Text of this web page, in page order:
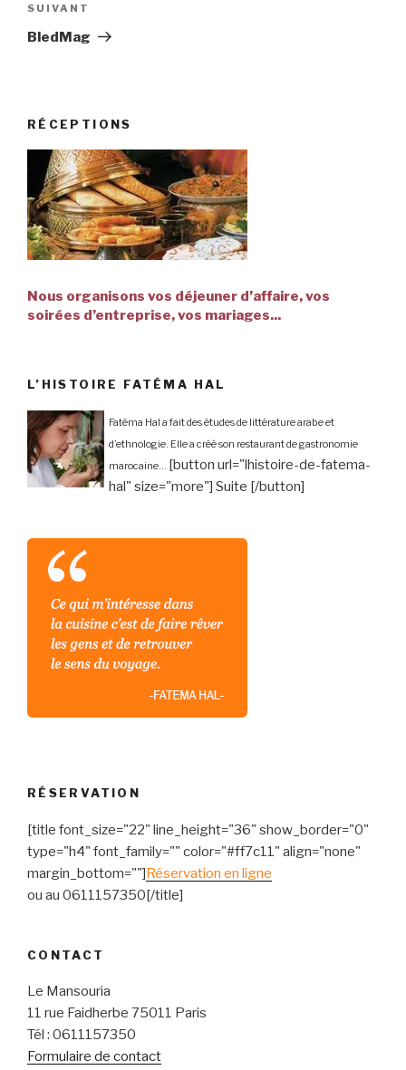
Article
suivant
SUIVANT
BledMag
RÉCEPTIONS
Nous organisons vos déjeuner d’affaire, vos
soirées d’entreprise, vos mariages...
L’HISTOIRE FATÉMA HAL
Fatéma Hal a fait des études de littérature arabe et
d’ethnologie. Elle a créé son restaurant de gastronomie
marocaine... [button url="lhistoire-de-fatema-
hal" size="more"] Suite [/button]
RÉSERVATION
[title font_size="22" line_height="36" show_border="0"
type="h4" font_family="" color="#ff7c11" align="none"
margin_bottom=""]Réservation en ligne
ou au 0611157350[/title]
CONTACT
Le Mansouria
11 rue Faidherbe 75011 Paris
Tél : 0611157350
Formulaire de contact